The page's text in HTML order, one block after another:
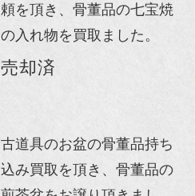
頼を頂き、骨董品の七宝焼
の入れ物を買取ました。
売却済
古道具のお盆の骨董品持ち
込み買取を頂き、骨董品の